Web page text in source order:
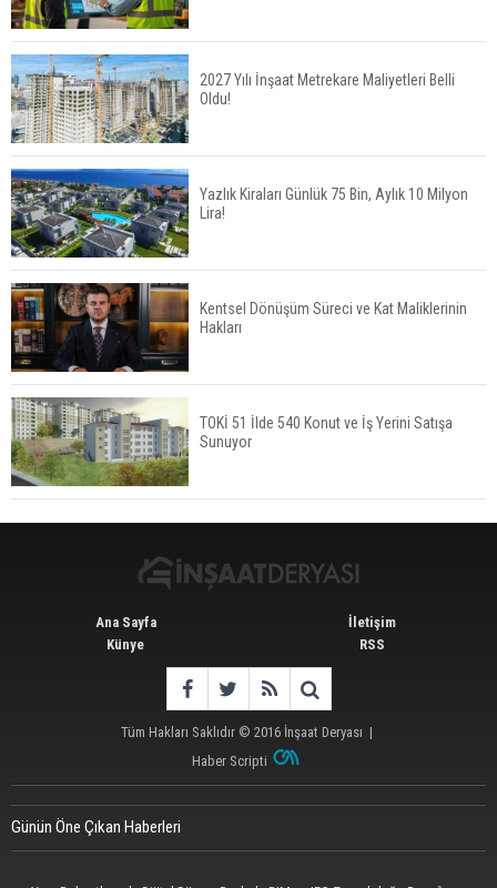
Konut Satışları Güçlü Seyrini Korudu Yabancıya
Satış Geriledi
ABD'de İnşaat Harcamaları Geriledi
Tercih Döneminde Barınma Telaşı Başladı
Aileden Miras Kalan Ev Nasıl Satılır?
İstanbul'da 15 Bin Kiralık Sosyal Konut Eylülde
Kiraya Verilecek
2027 Yılı İnşaat Metrekare Maliyetleri Belli
Oldu!
Yazlık Kiraları Günlük 75 Bin, Aylık 10 Milyon
Lira!
Kentsel Dönüşüm Süreci ve Kat Maliklerinin
Hakları
TOKİ 51 İlde 540 Konut ve İş Yerini Satışa
Sunuyor
Ana Sayfa
Künye
İletişim
RSS
Tüm Hakları Saklıdır © 2016 İnşaat Deryası |
Haber Scripti
Günün Öne Çıkan Haberleri